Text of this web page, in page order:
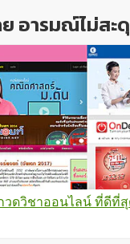
อารมณ์ไม่สะ
วดวิชาออนไลน์ ที่ดีที่สุ